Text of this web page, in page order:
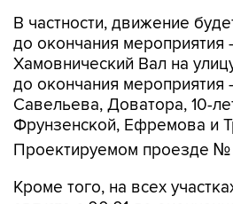
Хамовнический Вал на
до окончания мероприятия
Савельева, Доватора, 10-
Фрунзенской, Ефремова и
Проектируемом проезде №
Кроме того, на всех
будет запрещена парковка.